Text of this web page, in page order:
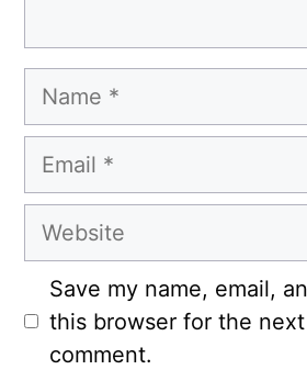
Name
Email
Website
Save my name, email,
this browser for the
comment.